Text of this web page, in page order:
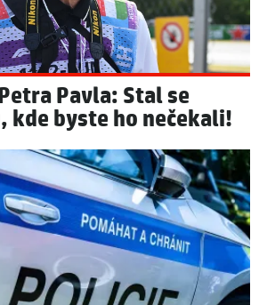
Pavla: Stal se
kde byste ho nečekali!